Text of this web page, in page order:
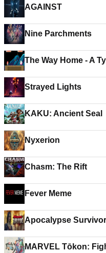
AGAINST
Nine Parchments
The Way Home - A
Strayed Lights
KAKU: Ancient Seal
Nyxerion
Chasm: The Rift
Fever Meme
Apocalypse
MARVEL Tōkon: